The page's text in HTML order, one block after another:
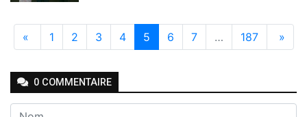
« 1 2 3 4 5 6 7 … 187 »
0 COMMENTAIRE